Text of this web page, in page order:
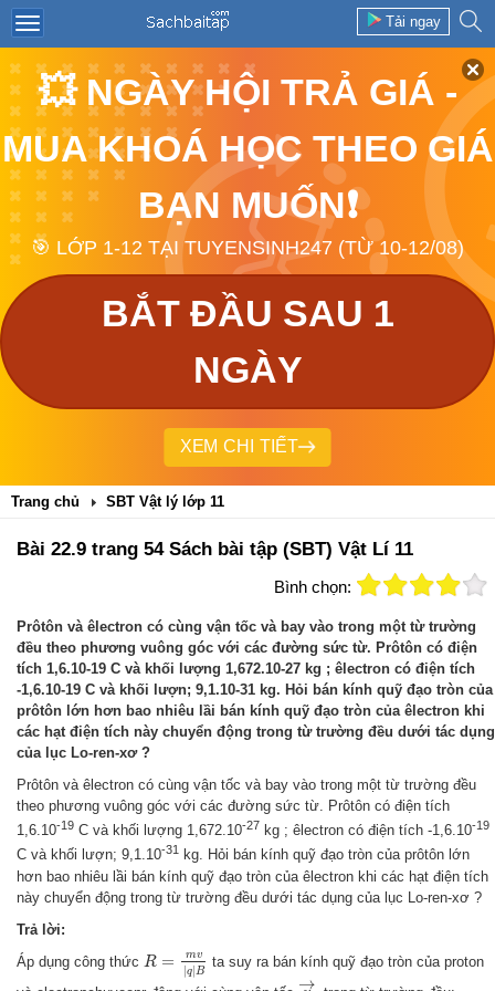
Tải ngay
💥 NGÀY HỘI TRẢ GIÁ -
MUA KHOÁ HỌC THEO GIÁ
BẠN MUỐN❗
🎯 LỚP 1-12 TẠI TUYENSINH247 (TỪ 10-12/08)
BẮT ĐẦU SAU 1
NGÀY
XEM CHI TIẾT
Trang chủ SBT Vật lý lớp 11
Bài 22.9 trang 54 Sách bài tập (SBT) Vật Lí 11
Bình chọn:
Prôtôn và êlectron có cùng vận tốc và bay vào trong một từ trường
đều theo phương vuông góc với các đường sức từ. Prôtôn có điện
tích 1,6.10-19 C và khối lượng 1,672.10-27 kg ; êlectron có điện tích
-1,6.10-19 C và khối lượn; 9,1.10-31 kg. Hỏi bán kính quỹ đạo tròn của
prôtôn lớn hơn bao nhiêu lầi bán kính quỹ đạo tròn của êlectron khi
các hạt điện tích này chuyển động trong từ trường đều dưới tác dụng
của lục Lo-ren-xơ ?
Prôtôn và êlectron có cùng vận tốc và bay vào trong một từ trường đều
theo phương vuông góc với các đường sức từ. Prôtôn có điện tích
1,6.10-19 C và khối lượng 1,672.10-27 kg ; êlectron có điện tích -1,6.10-19
C và khối lượn; 9,1.10-31
kg. Hỏi bán kính quỹ đạo tròn của prôtôn lớn
hơn bao nhiêu lầi bán kính quỹ đạo tròn của êlectron khi các hạt điện tích
này chuyển động trong từ trường đều dưới tác dụng của lục Lo-ren-xơ ?
Trả lời:
Áp dụng công thức R = mv
|q| B
R= v|q ta suy ra bán kính quỹ đạo tròn của proton
→
→